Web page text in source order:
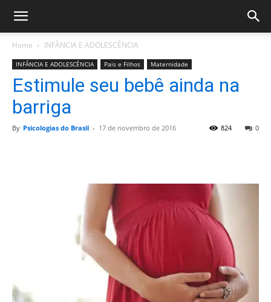
Home INFÂNCIA E ADOLESCÊNCIA
INFÂNCIA E ADOLESCÊNCIA Pais e Filhos Maternidade
Estimule seu bebê ainda na
barriga
By Psicologias do Brasil - 17 de novembro de 2016 0
824